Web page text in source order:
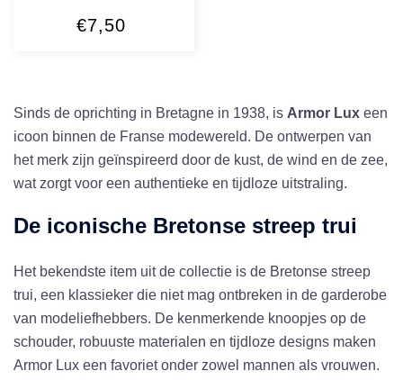
€7,50
Sinds de oprichting in Bretagne in 1938, is Armor Lux een
icoon binnen de Franse modewereld. De ontwerpen van
het merk zijn geïnspireerd door de kust, de wind en de zee,
wat zorgt voor een authentieke en tijdloze uitstraling.
De iconische Bretonse streep trui
Het bekendste item uit de collectie is de Bretonse streep
trui, een klassieker die niet mag ontbreken in de garderobe
van modeliefhebbers. De kenmerkende knoopjes op de
schouder, robuuste materialen en tijdloze designs maken
Armor Lux een favoriet onder zowel mannen als vrouwen.